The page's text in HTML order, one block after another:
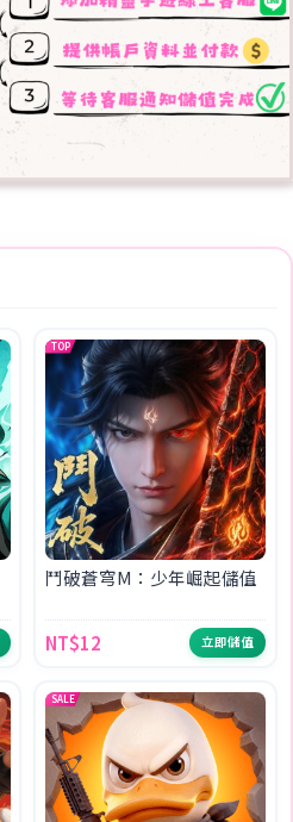
TOP
鬥破蒼穹M：少年崛起儲值
NT$12 立即儲值
SALE